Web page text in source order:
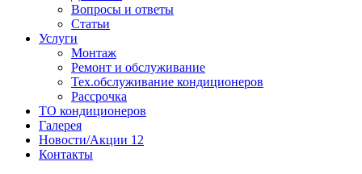
Вопросы и ответы
Статьи
Услуги
Монтаж
Ремонт и обслуживание
Тех.обслуживание кондиционеров
Рассрочка
ТО кондиционеров
Галерея
Новости/Акции 12
Контакты